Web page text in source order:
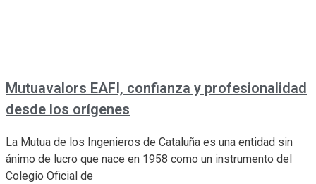
Mutuavalors EAFI, confianza y profesionalidad
desde los orígenes
La Mutua de los Ingenieros de Cataluña es una entidad sin
ánimo de lucro que nace en 1958 como un instrumento del
Colegio Oficial de